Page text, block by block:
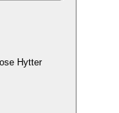
Hytter